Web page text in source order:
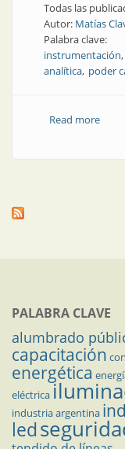
Todas las
Autor: Matías
Palabra clave:
instrumentación
analítica poder
Read more
PALABRA CLAVE
alumbrado
capacitación
energética
eléctrica
industria argentina
led